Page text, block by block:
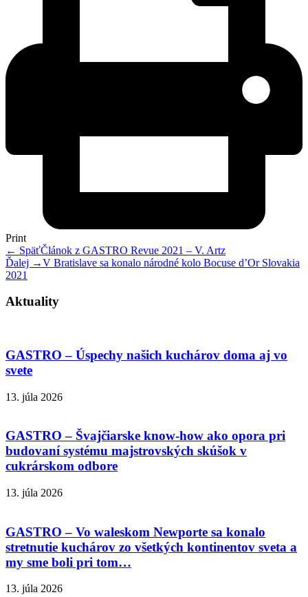
Print
← SpäťČlánok z GASTRO Revue 2021 – V. Artz
Ďalej →V Bratislave sa konalo národné kolo Bocuse d’Or Slovakia
2021
Aktuality
GASTRO – Úspechy našich kuchárov doma aj vo
svete
13. júla 2026
GASTRO – Švajčiarske know-how ako opora pri
budovaní systému majstrovských skúšok v
cukrárskom odbore
13. júla 2026
GASTRO – Vo waleskom Newporte sa konalo
stretnutie kuchárov zo všetkých kontinentov sveta a
my sme boli pri tom…
13. júla 2026